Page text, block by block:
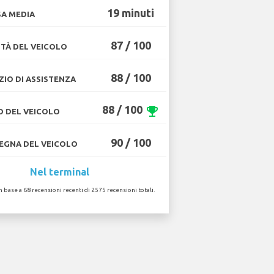
MEDIA 19 minuti
DEL VEICOLO 87 / 100
DI ASSISTENZA 88 / 100
DEL VEICOLO 88 / 100 emoji_events
DEL VEICOLO 90 / 100
Nel terminal
base a 68 recensioni recenti di 2575 recensioni totali.